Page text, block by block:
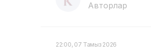
Авторлар
22:00, 07 Тамыз 2026